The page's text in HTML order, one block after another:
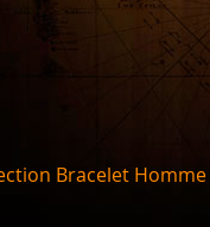
Bracelet Homme